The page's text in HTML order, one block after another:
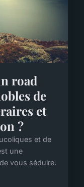
road
de
et
?
et de
une
vous séduire.